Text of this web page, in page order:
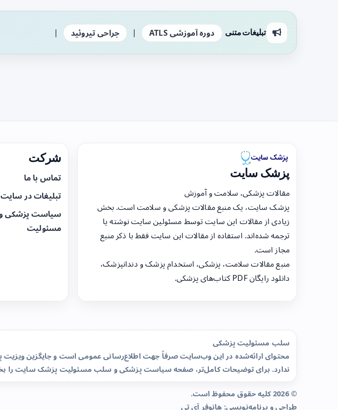
تبلیغات متنی دوره آموزشی ATLS | جراحی تیروئید |
پزشک سایت
مقالات پزشکی، سلامت و آموزش
پزشک سایت، یک منبع مقالات پزشکی و سلامت است. بخش
زیادی از مقالات این سایت توسط مسئولین سایت نوشته یا
ترجمه شده‌اند. استفاده از مقالات این سایت فقط با ذکر منبع
مجاز است.
منبع مقالات سلامت، پزشکی، استخدام پزشک و دندانپزشک،
دانلود رایگان PDF کتاب‌های پزشکی.
شرکت
تماس با ما
تبلیغات در سایت
سیاست پزشکی
مسئولیت
سلب مسئولیت پزشکی
محتوای ارائه‌شده در این وب‌سایت صرفاً جهت اطلاع‌رسانی عمومی است و جایگزین
ندارد. برای توضیحات کامل‌تر، صفحهسیاست پزشکی و سلب مسئولیت پزشک سایترا
© 2026 کلیه حقوق محفوظ است.
طراحی و برنامه‌نویسی: هانوفر آی تی